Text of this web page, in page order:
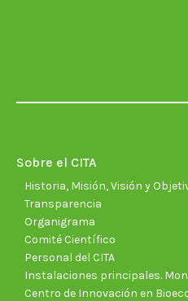
Sobre el CITA
Historia, Misión, Visión y
Transparencia
Organigrama
Comité Científico
Personal del CITA
Instalaciones principales.
Centro de Innovación en